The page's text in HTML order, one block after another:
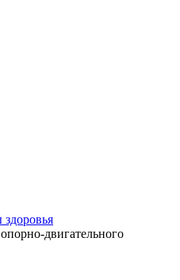
двигательного